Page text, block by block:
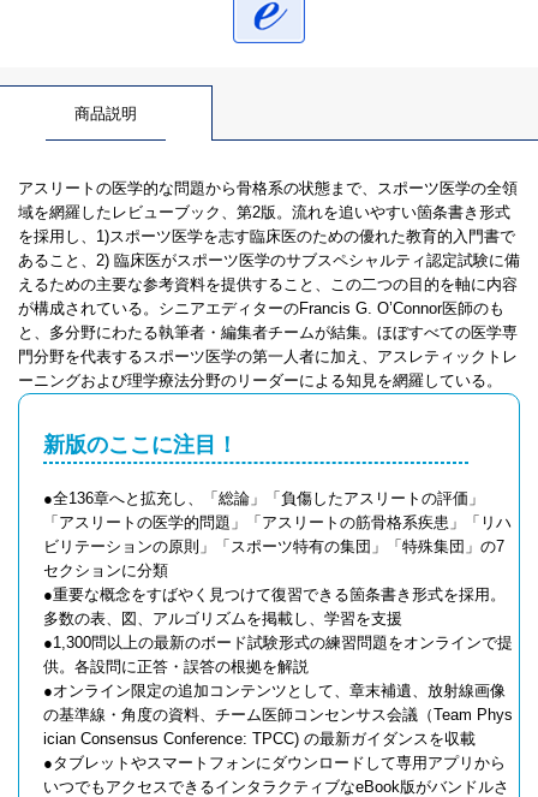
商品説明
アスリートの医学的な問題から骨格系の状態まで、スポーツ医学の全領
域を網羅したレビューブック、第2版。流れを追いやすい箇条書き形式
を採用し、1)スポーツ医学を志す臨床医のための優れた教育的入門書で
あること、2) 臨床医がスポーツ医学のサブスペシャルティ認定試験に備
えるための主要な参考資料を提供すること、この二つの目的を軸に内容
が構成されている。シニアエディターのFrancis G. O’Connor医師のも
と、多分野にわたる執筆者・編集者チームが結集。ほぼすべての医学専
門分野を代表するスポーツ医学の第一人者に加え、アスレティックトレ
ーニングおよび理学療法分野のリーダーによる知見を網羅している。
新版のここに注目！
●全136章へと拡充し、「総論」「負傷したアスリートの評価」
「アスリートの医学的問題」「アスリートの筋骨格系疾患」「リハ
ビリテーションの原則」「スポーツ特有の集団」「特殊集団」の7
セクションに分類
●重要な概念をすばやく見つけて復習できる箇条書き形式を採用。
多数の表、図、アルゴリズムを掲載し、学習を支援
●1,300問以上の最新のボード試験形式の練習問題をオンラインで提
供。各設問に正答・誤答の根拠を解説
●オンライン限定の追加コンテンツとして、章末補遺、放射線画像
の基準線・角度の資料、チーム医師コンセンサス会議（Team Phys
ician Consensus Conference: TPCC) の最新ガイダンスを収載
●タブレットやスマートフォンにダウンロードして専用アプリから
いつでもアクセスできるインタラクティブなeBook版がバンドルさ